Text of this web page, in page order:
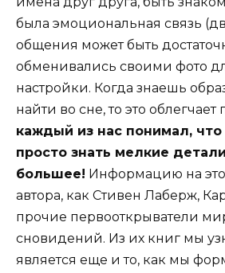
была эмоциональная связь
общения может быть
обменивались своими фото
настройки. Когда знаешь
найти во сне, то это облегчает
каждый из нас понимал,
просто знать мелкие
большее! Информацию на
автора, как Стивен Лаберж,
прочие первооткрыватели
сновидений. Из их книг мы
является еще и то, как мы